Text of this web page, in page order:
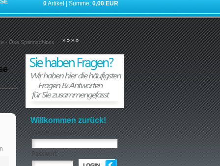
0Artikel | Summe: 0,00 EUR
»»»»
- Öse Spannschloss
Willkommen zurück!
E-Mail-Adresse:
Passwort: